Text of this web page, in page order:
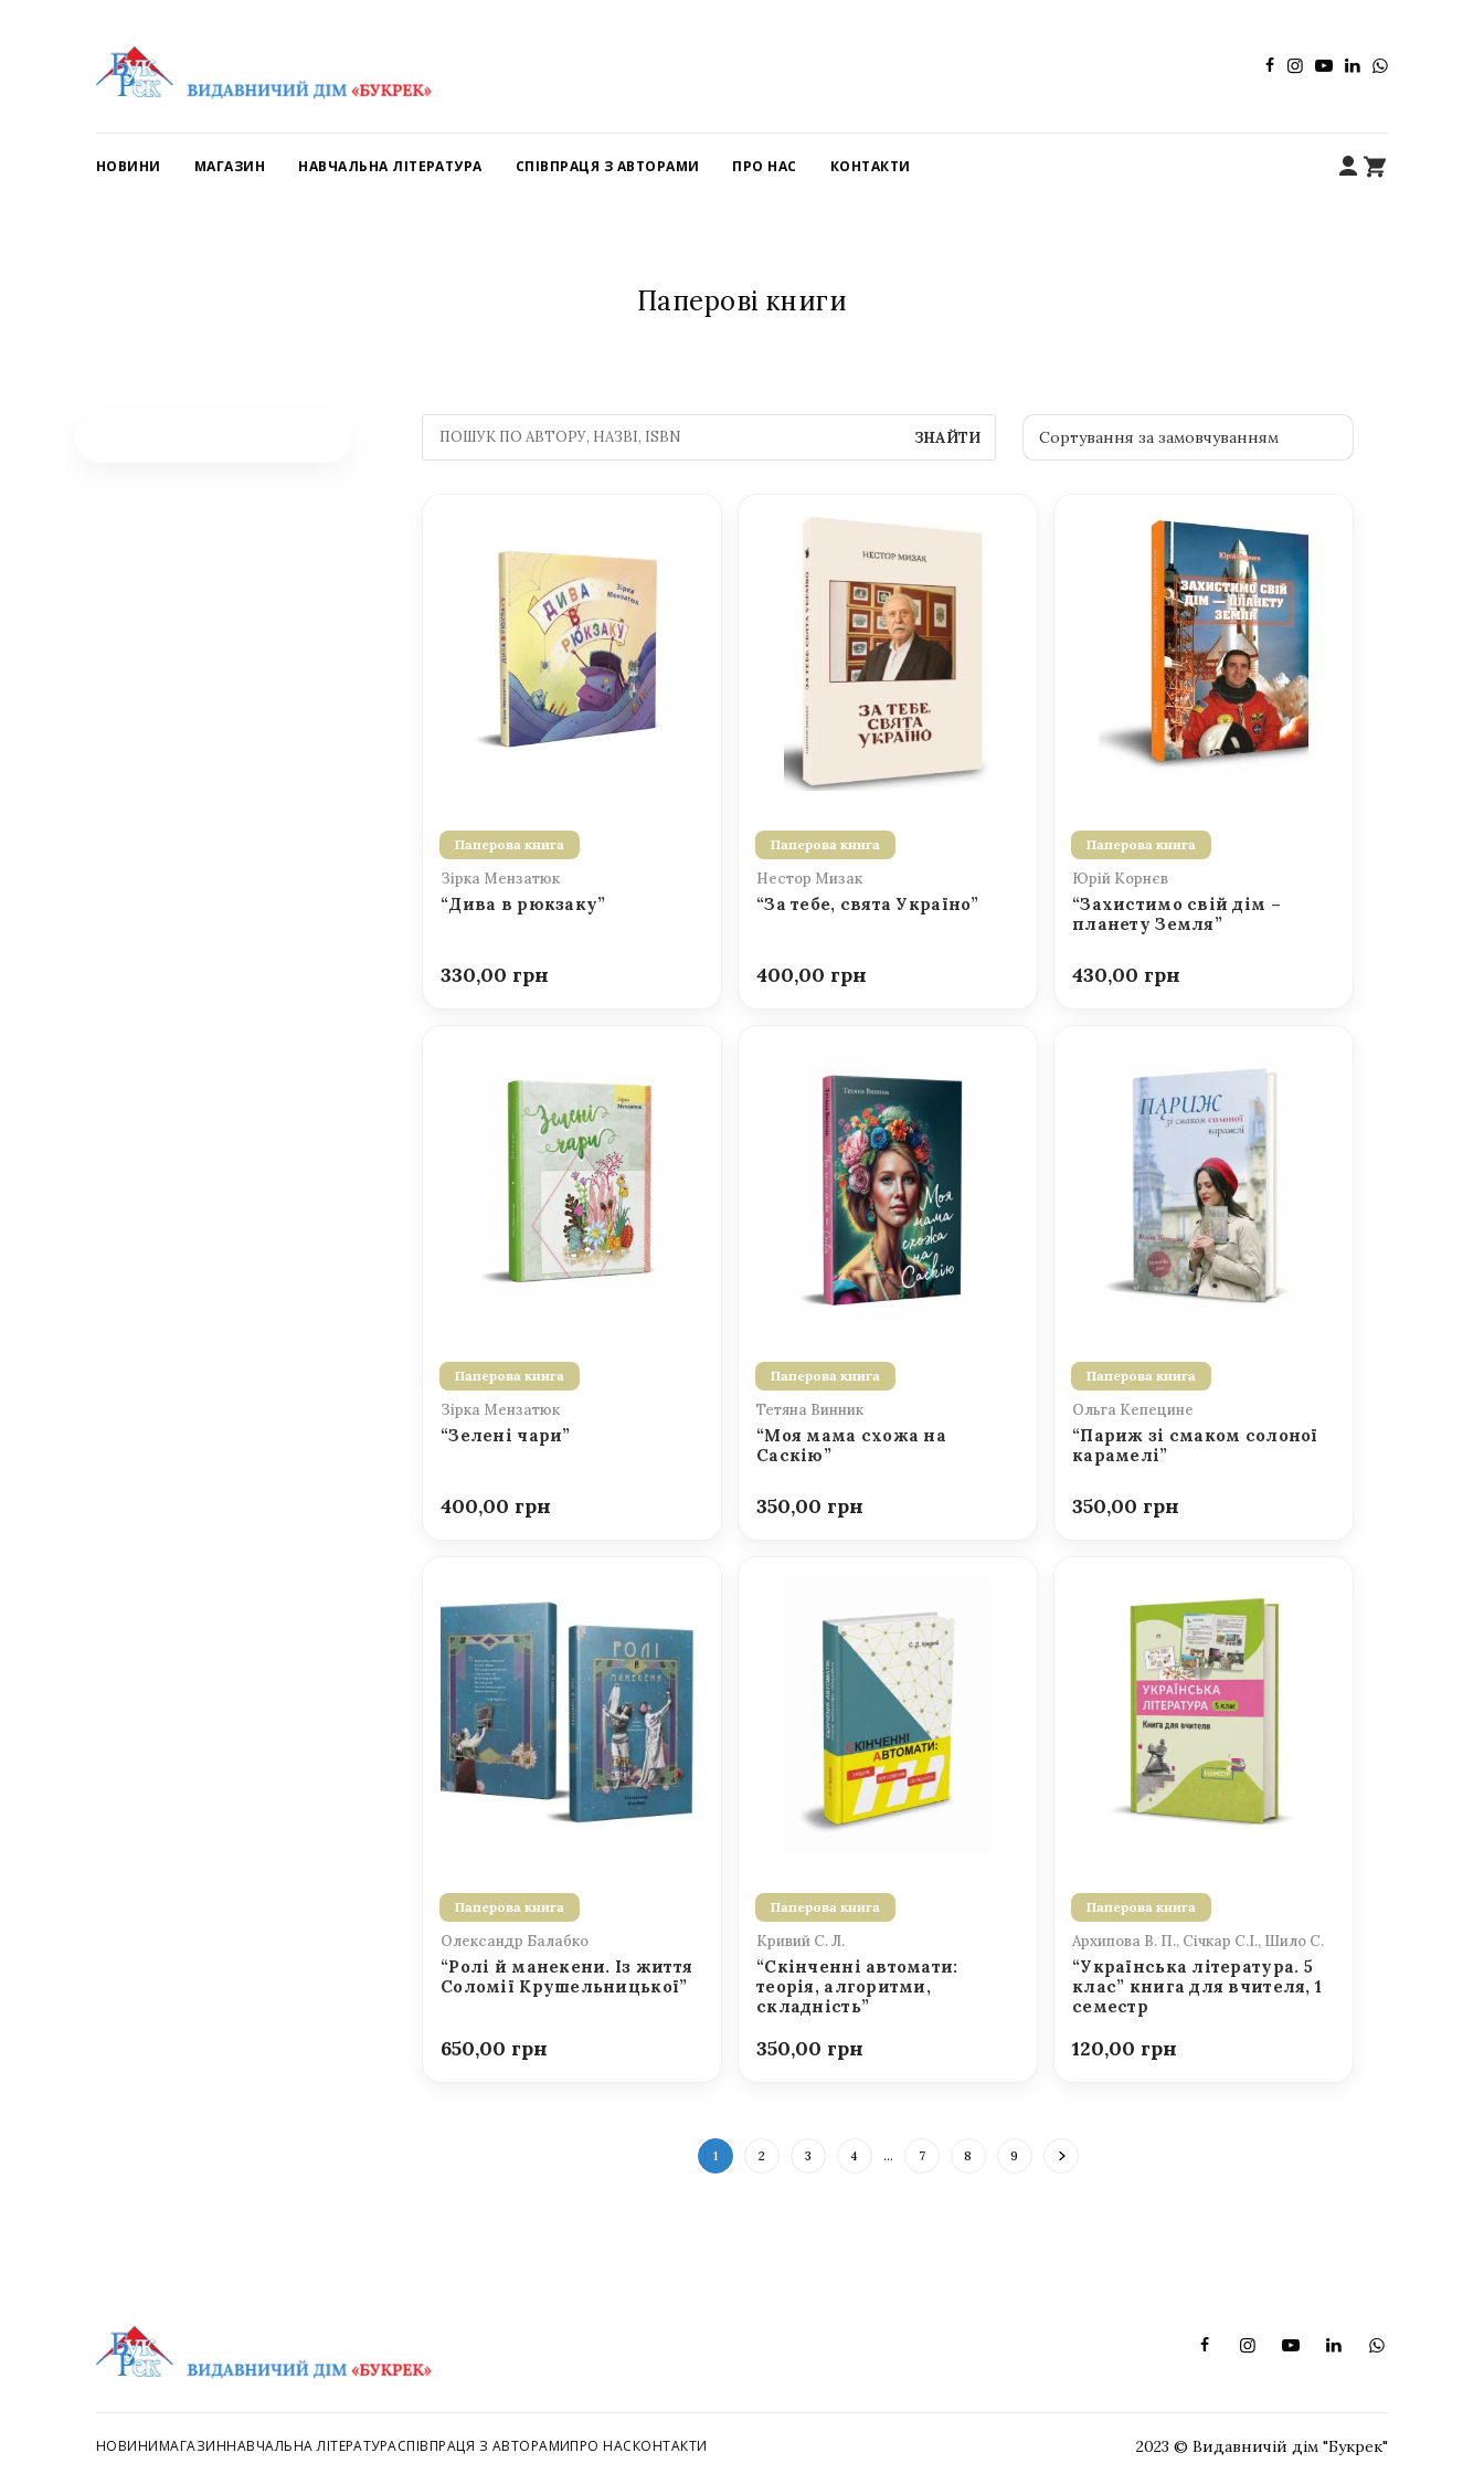
НОВИНИ МАГАЗИН НАВЧАЛЬНА ЛІТЕРАТУРА СПІВПРАЦЯ З АВТОРАМИ ПРО НАС КОНТАКТИ
Паперові книги
ЗНАЙТИ
Паперова книга
Зірка Мензатюк
“Дива в рюкзаку”
330,00
Паперова книга
Нестор Мизак
“За тебе, свята Україно”
400,00
Паперова книга
Юрій Корнєв
“Захистимо свій дім –
планету Земля”
430,00
Паперова книга
Зірка Мензатюк
“Зелені чари”
400,00
Паперова книга
Тетяна Винник
“Моя мама схожа на
Саскію”
350,00
Паперова книга
Ольга Кепецине
“Париж зі смаком солоної
карамелі”
350,00
Паперова книга
Олександр Балабко
“Ролі й манекени. Із життя
Соломії Крушельницької”
650,00
Паперова книга
Кривий С. Л.
“Скінченні автомати:
теорія, алгоритми,
складність”
350,00
Паперова книга
Архипова В. П., Січкар С.І., Шило С.
“Українська література. 5
клас” книга для вчителя, 1
семестр
120,00
1 2 3 4 … 7 8 9
НОВИНИМАГАЗИННАВЧАЛЬНА ЛІТЕРАТУРАСПІВПРАЦЯ З АВТОРАМИПРО НАСКОНТАКТИ 2023 © Видавничій дім "Букрек"